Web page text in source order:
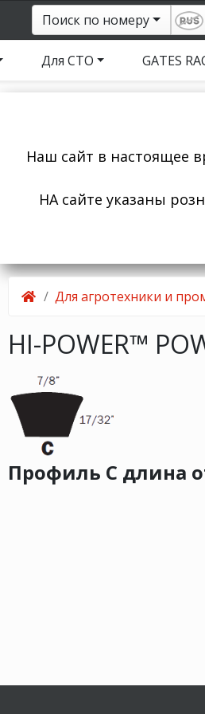
Поиск по номеру
Для СТО GATES
Наш сайт в настоящее
НА сайте указаны
Для агротехники и
HI-POWER™
Профиль C длина